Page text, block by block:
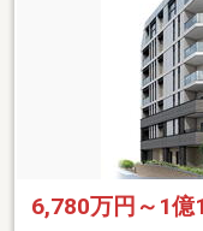
6,780万円～1億